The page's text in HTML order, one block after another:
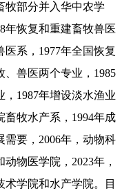
牧部分并入华中农学
年恢复和重建畜牧兽医
系，1977年全国恢复
兽医两个专业，1985
1987年增设淡水渔业
畜牧水产系，1994年成
要，2006年，动物科
物医学院，2023年，
学院和水产学院。目